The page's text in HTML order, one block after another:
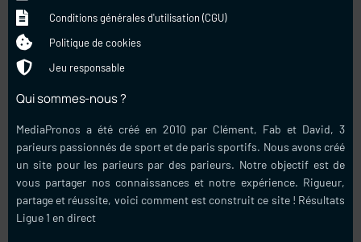
Conditions générales d'utilisation (CGU)
Politique de cookies
Jeu responsable
Qui sommes-nous ?
MediaPronos a été créé en 2010 par Clément, Fab et David, 3
parieurs passionnés de sport et de paris sportifs. Nous avons créé
un site pour les parieurs par des parieurs. Notre objectif est de
vous partager nos connaissances et notre expérience. Rigueur,
partage et réussite, voici comment est construit ce site ! Résultats
Ligue 1 en direct